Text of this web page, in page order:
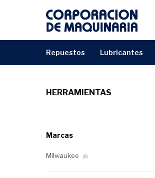
repuestos lubricantes
HERRAMIENTAS
Marcas
Milwaukee (8)